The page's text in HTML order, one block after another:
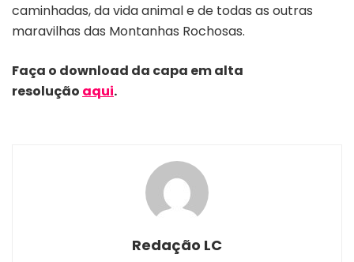
caminhadas, da vida animal e de todas as outras
maravilhas das Montanhas Rochosas.
Faça o download da capa em alta
resolução aqui.
Redação LC